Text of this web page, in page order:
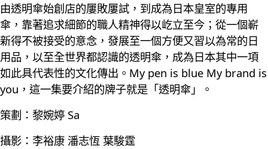
由透明傘始創店的屢敗屢試，到成為日本皇室的專用
傘，靠著追求細節的職人精神得以屹立至今；從一個嶄
新得不被接受的意念，發展至一個方便又習以為常的日
用品，以至全世界都認識的透明傘，成為日本其中一項
如此具代表性的文化傳出。My pen is blue My brand is
you，這一集要介紹的牌子就是「透明傘」。
策劃：黎婉婷 Sa
攝影：李裕康 潘志恆 葉駿霆